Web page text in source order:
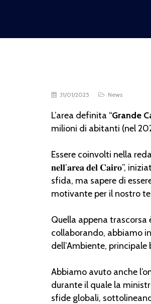
31/01/2025 News
L’area definita “Grande
milioni di abitanti (nel
Essere coinvolti nella
𝐧𝐞𝐥𝐥’𝐚𝐫𝐞𝐚 𝐝𝐞𝐥 𝐂𝐚𝐢𝐫𝐨”,
sfida, ma sapere di
motivante per il nostro
Quella appena
collaborando, abbiamo
dell’Ambiente,
Abbiamo avuto anche
durante il quale la
sfide globali,